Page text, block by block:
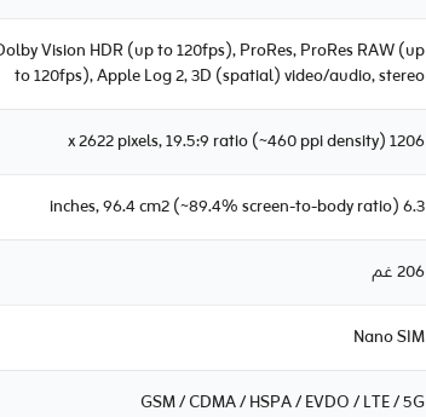
Vision HDR (up to 120fps), ProRes, ProRes RAW (up
to 120fps), Apple Log 2, 3D (spatial) video/audio, stereo
1206 x 2622 pixels, 19.5:9 ratio (~460 ppi density)
6.3 inches, 96.4 cm2 (~89.4% screen-to-body ratio)
206 غم
Nano SIM
GSM / CDMA / HSPA / EVDO / LTE / 5G